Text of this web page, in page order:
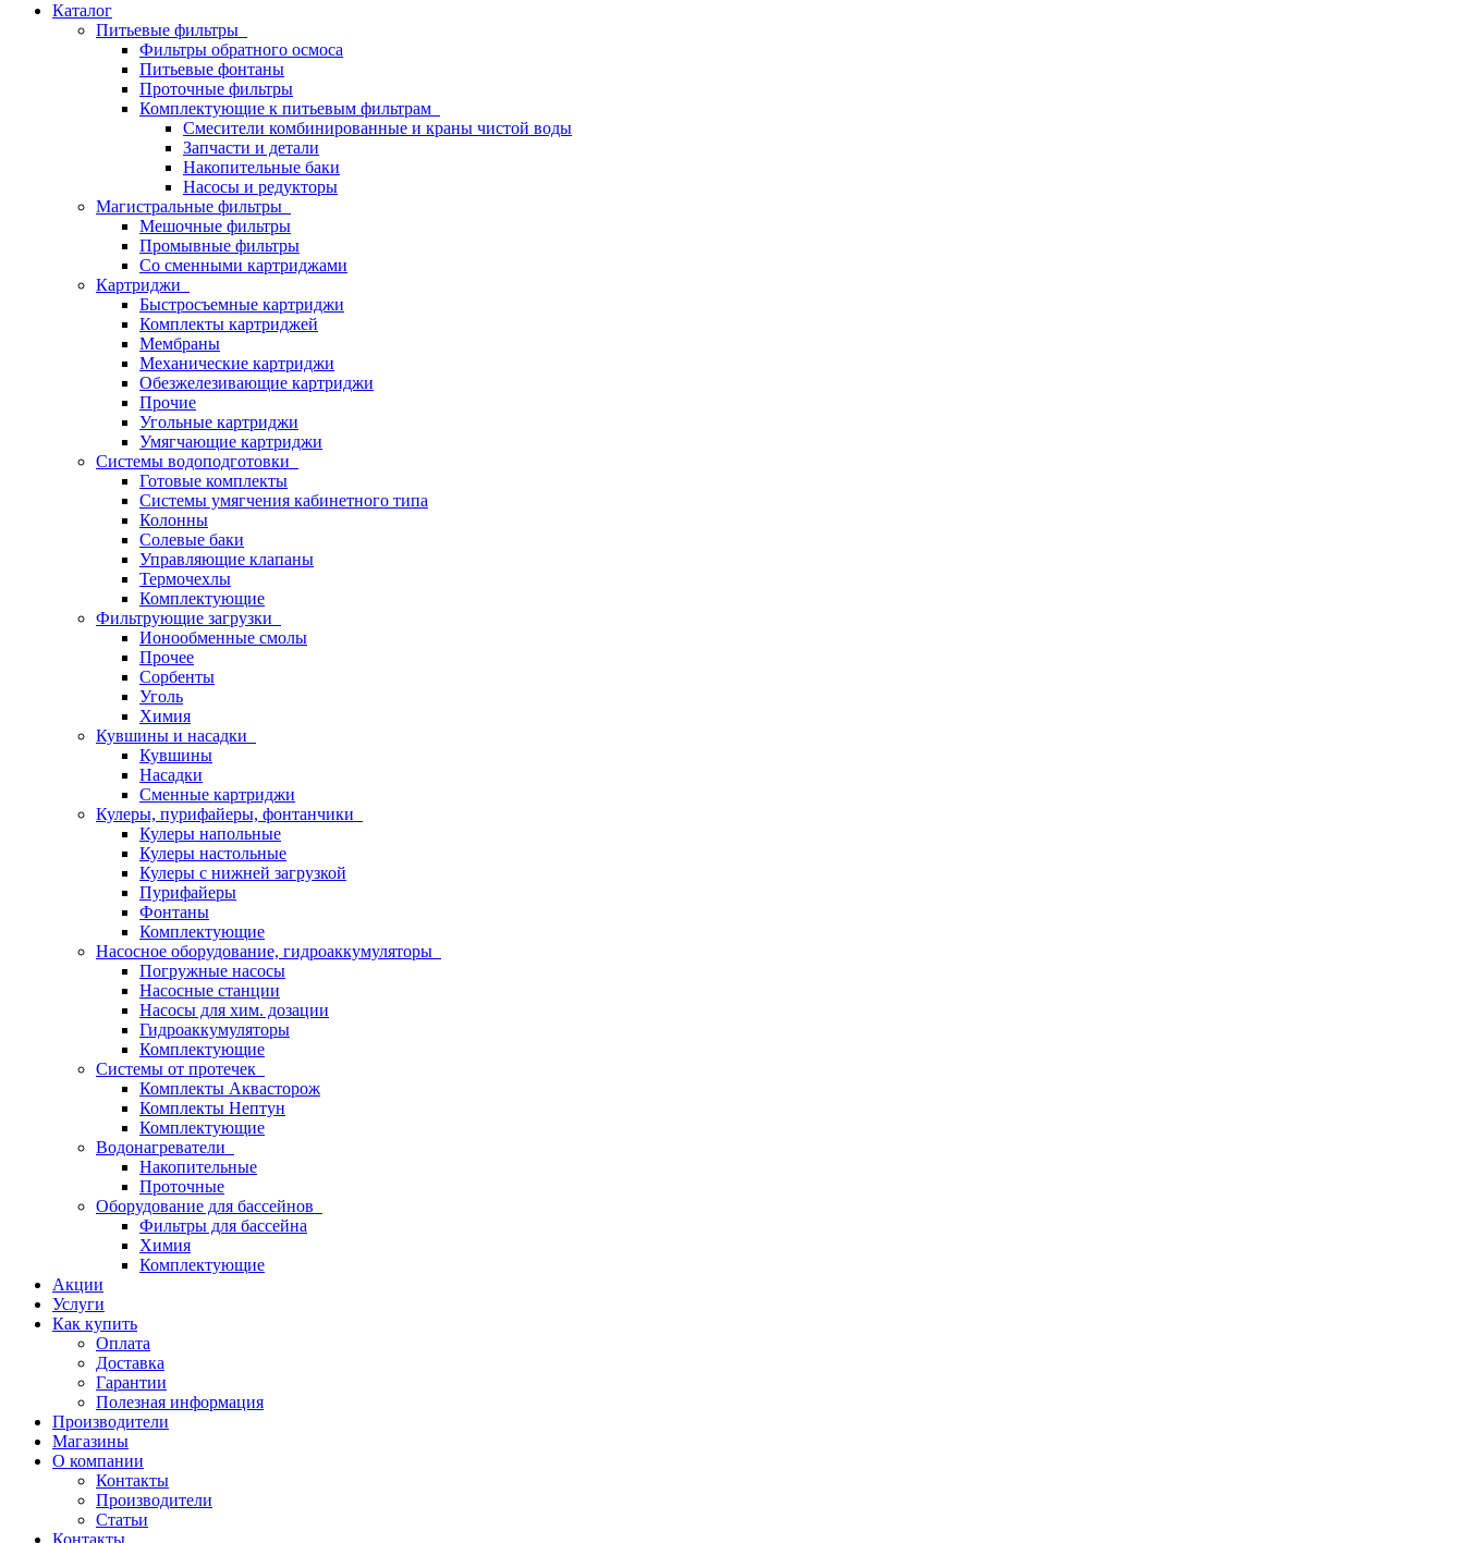
Каталог
Питьевые фильтры
Фильтры обратного осмоса
Питьевые фонтаны
Проточные фильтры
Комплектующие к питьевым фильтрам
Смесители комбинированные и краны чистой воды
Запчасти и детали
Накопительные баки
Насосы и редукторы
Магистральные фильтры
Мешочные фильтры
Промывные фильтры
Со сменными картриджами
Картриджи
Быстросъемные картриджи
Комплекты картриджей
Мембраны
Механические картриджи
Обезжелезивающие картриджи
Прочие
Угольные картриджи
Умягчающие картриджи
Системы водоподготовки
Готовые комплекты
Системы умягчения кабинетного типа
Колонны
Солевые баки
Управляющие клапаны
Термочехлы
Комплектующие
Фильтрующие загрузки
Ионообменные смолы
Прочее
Сорбенты
Уголь
Химия
Кувшины и насадки
Кувшины
Насадки
Сменные картриджи
Кулеры, пурифайеры, фонтанчики
Кулеры напольные
Кулеры настольные
Кулеры с нижней загрузкой
Пурифайеры
Фонтаны
Комплектующие
Насосное оборудование, гидроаккумуляторы
Погружные насосы
Насосные станции
Насосы для хим. дозации
Гидроаккумуляторы
Комплектующие
Системы от протечек
Комплекты Аквасторож
Комплекты Нептун
Комплектующие
Водонагреватели
Накопительные
Проточные
Оборудование для бассейнов
Фильтры для бассейна
Химия
Комплектующие
Акции
Услуги
Как купить
Оплата
Доставка
Гарантии
Полезная информация
Производители
Магазины
О компании
Контакты
Производители
Статьи
Контакты